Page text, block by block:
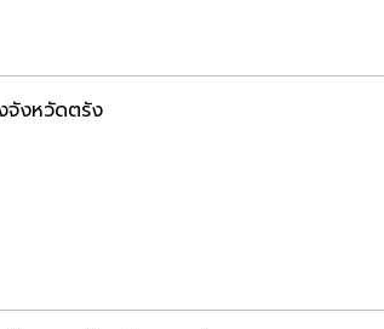
จังหวัดตรัง